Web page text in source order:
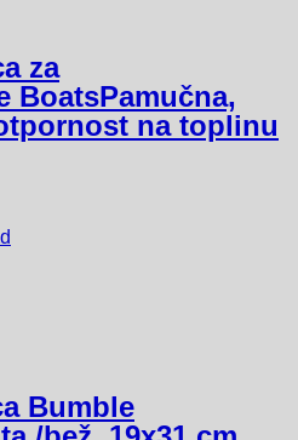
za
BoatsPamučna,
na toplinu
Bumble